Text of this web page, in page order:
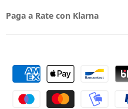
Paga a Rate con Klarna